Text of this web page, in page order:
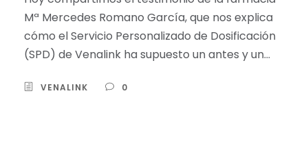
Mª Mercedes Romano García, que nos explica
cómo el Servicio Personalizado de Dosificación
(SPD) de Venalink ha supuesto un antes y un...
VENALINK 0